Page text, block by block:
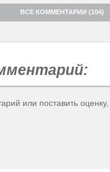
ВСЕ КОММЕНТАРИИ (104)
или поставить